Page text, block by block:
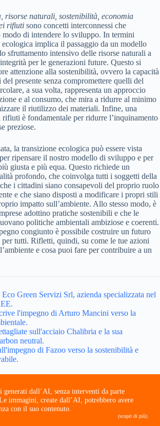
risorse naturali, sostenibilità, economia
rifiuti sono concetti interconnessi che
di intendere lo sviluppo. In termini
implica il passaggio da un modello
sfruttamento intensivo delle risorse naturali a
per le generazioni future. Questo si
attenzione alla sostenibilità, ovvero la capacità
presente senza compromettere quelli del
a sua volta, rappresenta un approccio
e al consumo, che mira a ridurre al minimo
il riutilizzo dei materiali. Infine, una
rifiuti è fondamentale per ridurre l’inquinamento
preziose.
la transizione ecologica può essere vista
ripensare il nostro modello di sviluppo e per
giusta e più equa. Questo richiede un
profondo, che coinvolga tutti i soggetti della
i cittadini siano consapevoli del proprio ruolo
e che siano disposti a modificare i propri stili
impatto sull’ambiente. Allo stesso modo, è
adottino pratiche sostenibili e che le
politiche ambientali ambiziose e coerenti.
congiunto è possibile costruire un futuro
tutti. Rifletti, quindi, su come le tue azioni
e cosa puoi fare per contribuire a un
Green Servizi Srl, azienda specializzata nel
l'impegno di Arturo Mancini verso la
sull'acciaio Chalibria e la sua
neutral.
di Fazoo verso la sostenibilità e
dall’AI, senza interventi da parte
immagini, create dall’AI, potrebbero avere
con il suo contenuto.
(scopri di più)